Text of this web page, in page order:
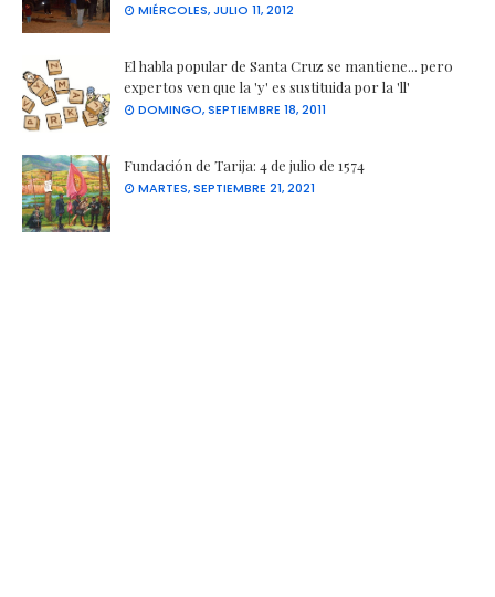
MIÉRCOLES, JULIO 11, 2012
El habla popular de Santa Cruz se mantiene... pero
expertos ven que la 'y' es sustituida por la 'll'
DOMINGO, SEPTIEMBRE 18, 2011
Fundación de Tarija: 4 de julio de 1574
MARTES, SEPTIEMBRE 21, 2021